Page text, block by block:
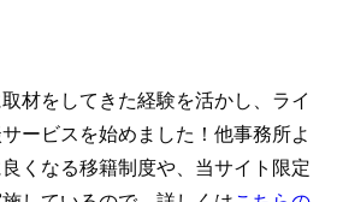
材をしてきた経験を活かし、ライ
ービスを始めました！他事務所よ
くなる移籍制度や、当サイト限定